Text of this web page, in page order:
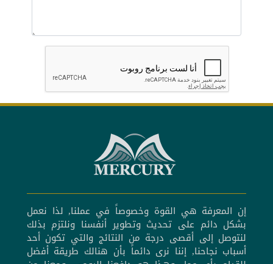
إن المعرفة هي القوة وخصوصاً في عملنا, لذا نعمل
بشكل دائم على تحديث وتطوير أنفسنا ونلتزم بذلك
لنتوصل إلى أقصى درجة من النتائج والتي تكون أحد
أسباب نجاحنا, إننا نرى دائماً بأن هنالك طريقة أفضل